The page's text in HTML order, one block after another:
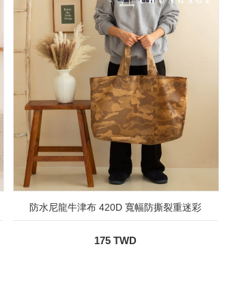
防水尼龍牛津布 420D 寬幅防撕裂重迷彩
175 TWD